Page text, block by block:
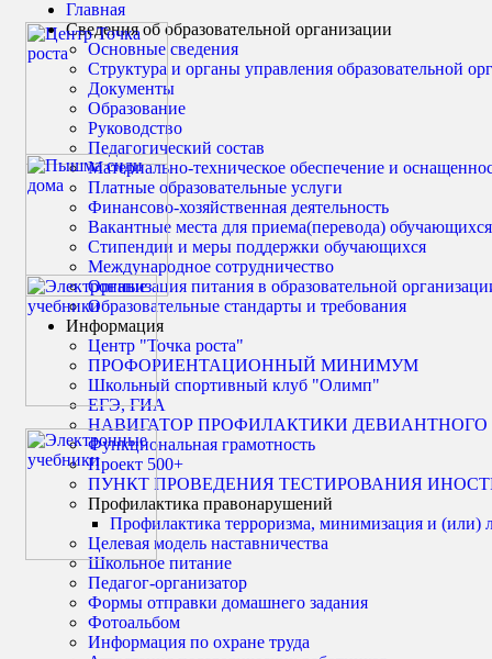
Главная
Сведения об образовательной организации
Основные сведения
Структура и органы управления образовательной
Документы
Образование
Руководство
Педагогический состав
Материально-техническое обеспечение и
Платные образовательные услуги
Финансово-хозяйственная деятельность
Вакантные места для приема(перевода) обучающихся
Стипендии и меры поддержки обучающихся
Международное сотрудничество
Организация питания в образовательной
Образовательные стандарты и требования
Информация
Центр "Точка роста"
ПРОФОРИЕНТАЦИОННЫЙ МИНИМУМ
Школьный спортивный клуб "Олимп"
ЕГЭ, ГИА
НАВИГАТОР ПРОФИЛАКТИКИ
Функциональная грамотность
Проект 500+
ПУНКТ ПРОВЕДЕНИЯ ТЕСТИРОВАНИЯ
Профилактика правонарушений
Профилактика терроризма, минимизация и (или)
Целевая модель наставничества
Школьное питание
Педагог-организатор
Формы отправки домашнего задания
Фотоальбом
Информация по охране труда